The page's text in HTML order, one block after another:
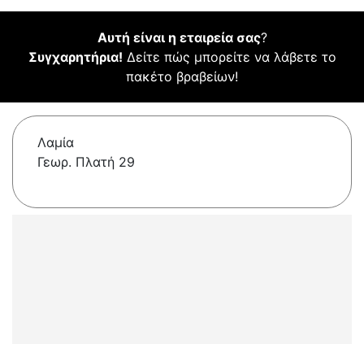
Αυτή είναι η εταιρεία σας?
Συγχαρητήρια! Δείτε πώς μπορείτε να λάβετε το
πακέτο βραβείων!
Λαμία
Γεωρ. Πλατή 29